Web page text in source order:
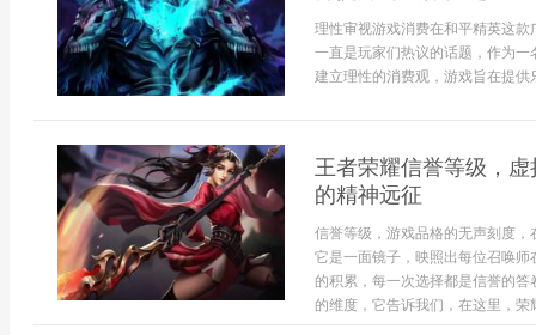
理性审视游戏消费在和平精英这
一直是玩家们热议的话题，作为
建立理性的消费观，游戏旨在提供
王者荣耀信誉等级，
的精神远征
信誉等级，游戏品格的无声刻度
它是一面镜子，映照出每位召唤
的积累，每一次选择都是信誉的
的维度，它告诉我们，在这里，荣